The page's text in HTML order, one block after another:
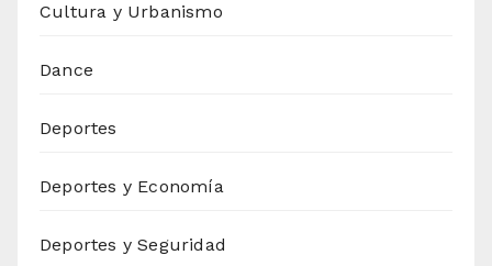
Cultura y Urbanismo
Dance
Deportes
Deportes y Economía
Deportes y Seguridad